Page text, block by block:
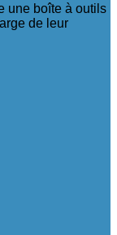
une boîte à outils
de leur